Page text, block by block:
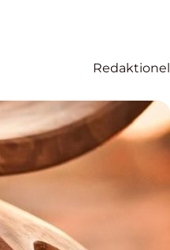
Redaktionel